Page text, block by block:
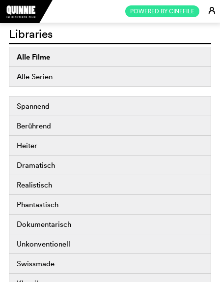
POWERED BY CINEFILE E
Libraries
Alle Filme
Alle Serien
Spannend
Berührend
Heiter
Dramatisch
Realistisch
Phantastisch
Dokumentarisch
Unkonventionell
Swissmade